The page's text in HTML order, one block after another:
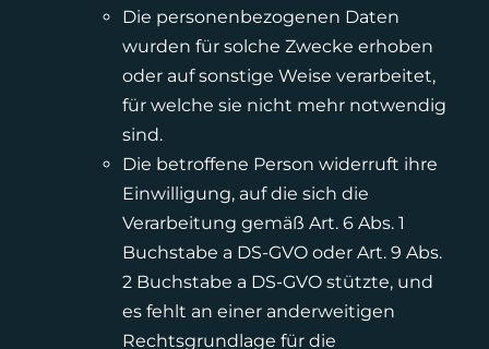
Die personenbezogenen Daten
wurden für solche Zwecke erhoben
oder auf sonstige Weise verarbeitet,
für welche sie nicht mehr notwendig
sind.
Die betroffene Person widerruft ihre
Einwilligung, auf die sich die
Verarbeitung gemäß Art. 6 Abs. 1
Buchstabe a DS-GVO oder Art. 9 Abs.
2 Buchstabe a DS-GVO stützte, und
es fehlt an einer anderweitigen
Rechtsgrundlage für die